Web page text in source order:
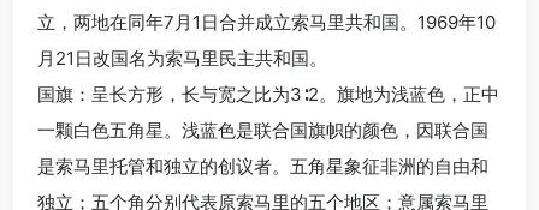
立，两地在同年7月1日合并成立索马里共和国。1969年10
月21日改国名为索马里民主共和国。
国旗：呈长方形，长与宽之比为3∶2。旗地为浅蓝色，正中
一颗白色五角星。浅蓝色是联合国旗帜的颜色，因联合国
是索马里托管和独立的创议者。五角星象征非洲的自由和
独立；五个角分别代表原索马里的五个地区；意属索马里